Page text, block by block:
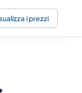
i prezzi